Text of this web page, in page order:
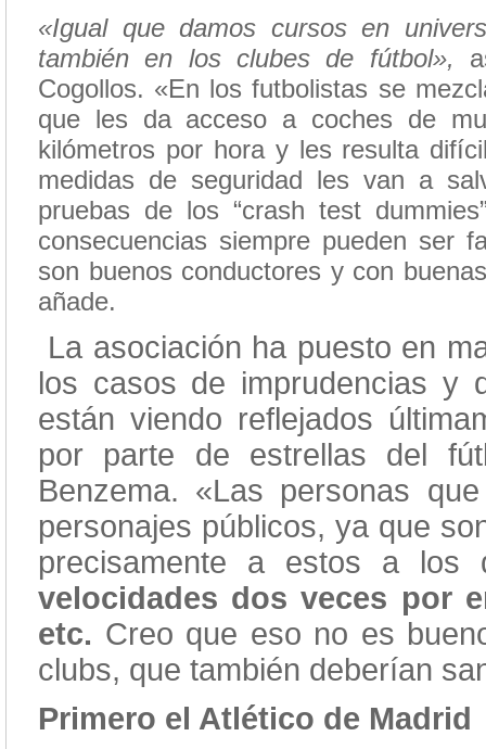
«Igual que damos cursos en
también en los clubes de fútbol»,
Cogollos. «En los futbolistas se
que les da acceso a coches de
kilómetros por hora y les resulta
medidas de seguridad les van a
pruebas de los “crash test
consecuencias siempre pueden ser
son buenos conductores y con
añade.
La asociación ha puesto en
los casos de imprudencias y
están viendo reflejados
por parte de estrellas del
Benzema. «Las personas
personajes públicos, ya que
precisamente a estos a
velocidades dos veces por
etc. Creo que eso no es
clubs, que también deberían
Primero el Atlético de Madrid